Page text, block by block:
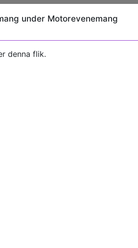
under Motorevenemang
denna flik.